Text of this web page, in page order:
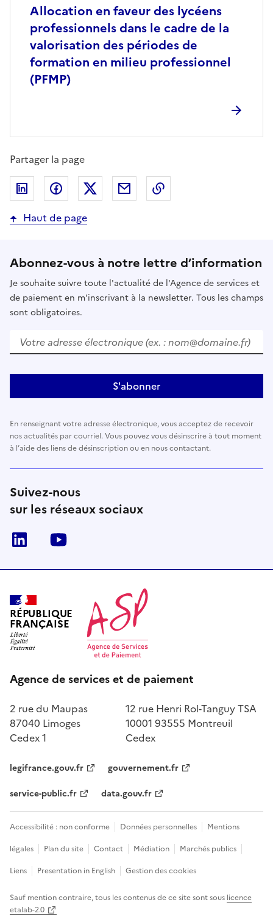
Allocation en faveur des lycéens
professionnels dans le cadre de la
valorisation des périodes de
formation en milieu professionnel
(PFMP)
Partager la page
Partager sur LinkedIn
Partager sur Facebook
Partager sur Twitter
Partager par email
Haut de page
Abonnez-vous à notre lettre d’information
Je souhaite suivre toute l'actualité de l'Agence de services et
de paiement en m'inscrivant à la newsletter. Tous les champs
sont obligatoires.
Votre adresse électronique (ex. : nom@domaine.fr)
S'abonner
En renseignant votre adresse électronique, vous acceptez de recevoir
nos actualités par courriel. Vous pouvez vous désinscrire à tout moment
à l’aide des liens de désinscription ou en nous contactant.
Suivez-nous
sur les réseaux sociaux
LinkedIn
RÉPUBLIQUE
FRANÇAISE
Agence de services et de paiement
2 rue du Maupas
87040 Limoges
Cedex 1
12 rue Henri Rol-Tanguy TSA
10001 93555 Montreuil
Cedex
legifrance.gouv.fr
gouvernement.fr
service-public.fr
data.gouv.fr
Accessibilité : non conforme Données personnelles
Mentions
légales
Plan du site Contact Médiation
Marchés publics
Liens
Presentation in English Gestion des cookies
Sauf mention contraire, tous les contenus de ce site sont sous licence
etalab-2.0